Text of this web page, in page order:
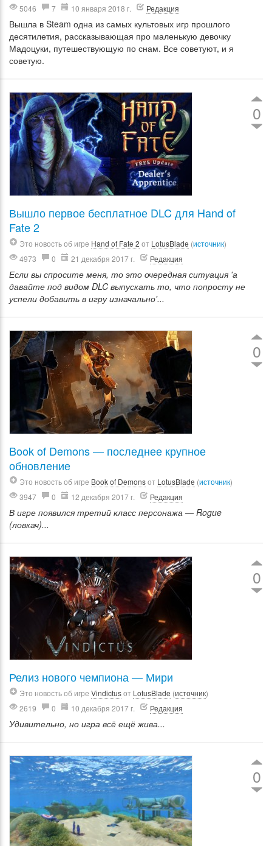
5046
7 10 января 2018 г. Редакция
Вышла в Steam одна из самых культовых игр прошлого
десятилетия, рассказывающая про маленькую девочку
Мадоцуки, путешествующую по снам. Все советуют, и я
советую.
0
Вышло первое бесплатное DLC для Hand of
Fate 2
Это новость об игре Hand of Fate 2 от LotusBlade (источник)
4973
0 21 декабря 2017 г. Редакция
Если вы спросите меня, то это очередная ситуация 'а
давайте под видом DLC выпускать то, что попросту не
успели добавить в игру изначально'...
0
Book of Demons — последнее крупное
обновление
Это новость об игре Book of Demonsот LotusBlade (источник)
3947
0 12 декабря 2017 г. Редакция
В игре появился третий класс персонажа — Rogue
(ловкач)...
0
Релиз нового чемпиона — Мири
Это новость об игре Vindictusот LotusBlade (источник)
2619
0 10 декабря 2017 г. Редакция
Удивительно, но игра всё ещё жива...
0